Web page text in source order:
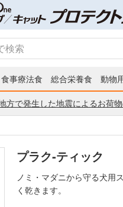
食事療法食 総合栄養食 動物
方で発生した地震によるお荷
プラク‐ティック
ノミ・マダニから守る犬用
く乾きます。